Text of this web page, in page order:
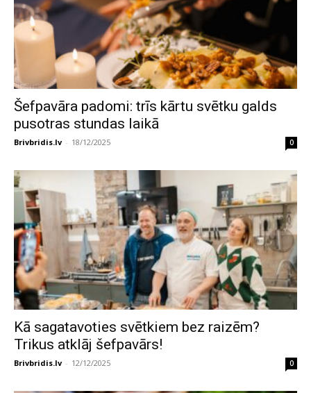
Šefpavāra padomi: trīs kārtu svētku galds
pusotras stundas laikā
Brivbridis.lv - 18/12/2025 0
Kā sagatavoties svētkiem bez raizēm?
Trikus atklāj šefpavārs!
Brivbridis.lv - 12/12/2025 0